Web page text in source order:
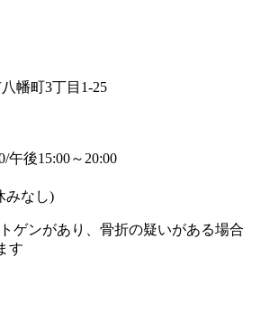
幡町3丁目1-25
午後15:00～20:00
みなし)
ゲンがあり、骨折の疑いがある場合
す